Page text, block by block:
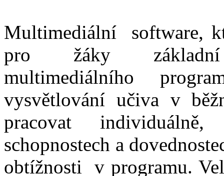
Multimediální software,
pro žáky základní
multimediálního
vysvětlování učiva v
pracovat
schopnostech a
obtížnosti v programu.